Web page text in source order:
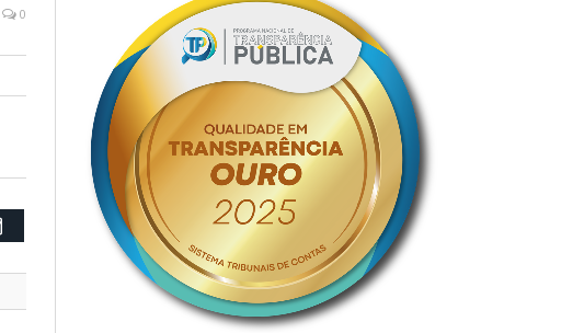
0
Email